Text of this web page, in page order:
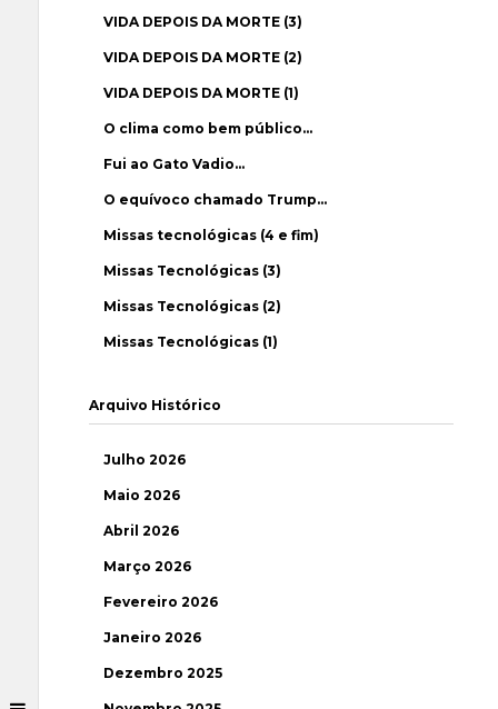
VIDA DEPOIS DA MORTE (3)
VIDA DEPOIS DA MORTE (2)
VIDA DEPOIS DA MORTE (1)
O clima como bem público…
Fui ao Gato Vadio…
O equívoco chamado Trump…
Missas tecnológicas (4 e fim)
Missas Tecnológicas (3)
Missas Tecnológicas (2)
Missas Tecnológicas (1)
Arquivo Histórico
Julho 2026
Maio 2026
Abril 2026
Março 2026
Fevereiro 2026
Janeiro 2026
Dezembro 2025